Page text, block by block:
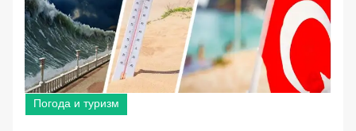
Погода и туризм